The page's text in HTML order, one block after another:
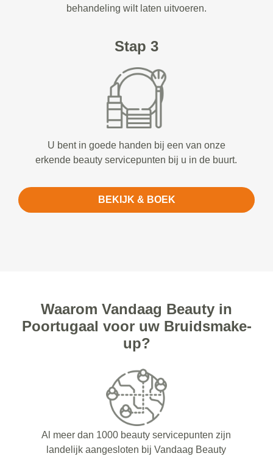
behandeling wilt laten uitvoeren.
Stap 3
U bent in goede handen bij een van onze
erkende beauty servicepunten bij u in de buurt.
BEKIJK & BOEK
Waarom Vandaag Beauty in
Poortugaal voor uw Bruidsmake-
up?
Al meer dan 1000 beauty servicepunten zijn
landelijk aangesloten bij Vandaag Beauty